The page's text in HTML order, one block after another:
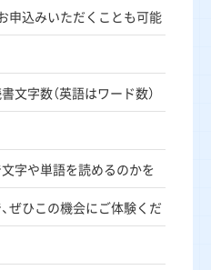
申込みいただくことも可能
文字数（英語はワード数）
字や単語を読めるのかを
ぜひこの機会にご体験くだ